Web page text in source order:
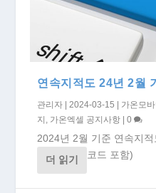
연속지적도 24년 2월
관리자 | 2024-03-15 | 가온모
지
가온엑셀 공지사항 |0
2024년 2월 기준 연속지
코드 포함)
더 읽기